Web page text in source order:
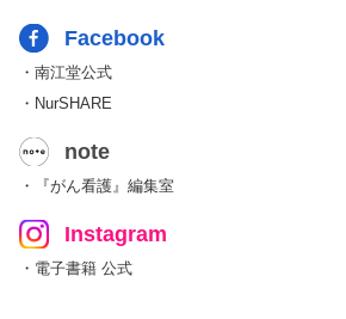
Facebook
・南江堂公式
・NurSHARE
note
・『がん看護』編集室
Instagram
・電子書籍 公式